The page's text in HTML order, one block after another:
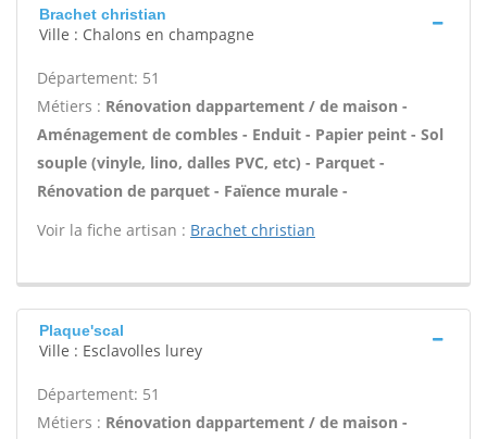
Brachet christian
Ville : Chalons en champagne
Département: 51
Métiers : Rénovation dappartement / de maison -
Aménagement de combles - Enduit - Papier peint - Sol
souple (vinyle, lino, dalles PVC, etc) - Parquet -
Rénovation de parquet - Faïence murale -
Voir la fiche artisan : Brachet christian
Plaque'scal
Ville : Esclavolles lurey
Département: 51
Métiers : Rénovation dappartement / de maison -